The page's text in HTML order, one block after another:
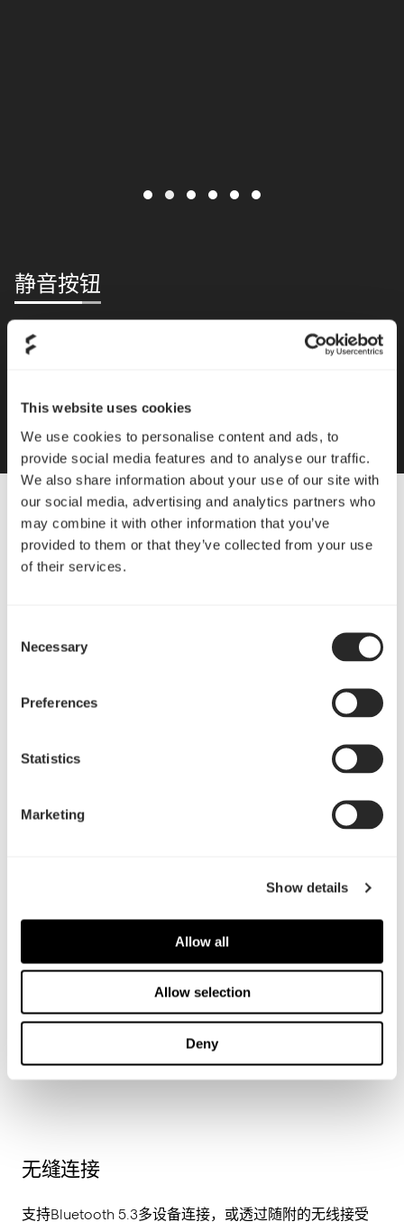
This website uses cookies
We use cookies to personalise content and ads, to
provide social media features and to analyse our traffic.
We also share information about your use of our site with
our social media, advertising and analytics partners who
may combine it with other information that you’ve
provided to them or that they’ve collected from your use
of their services.
Selection
Necessary
Preferences
Statistics
Marketing
Show details
Allow all
Allow selection
Deny
静音按钮
如果你偏好通过按键来静音，或已拆除翻转静音麦克
风，也可以通过按下内建按键来开启或关闭麦克风静
能。
持久续航
最长可连续使用 40 小时，游戏间隙放入随附的感应式充
无缝连接
支持Bluetooth 5.3多设备连接，或透过随附的无线接受